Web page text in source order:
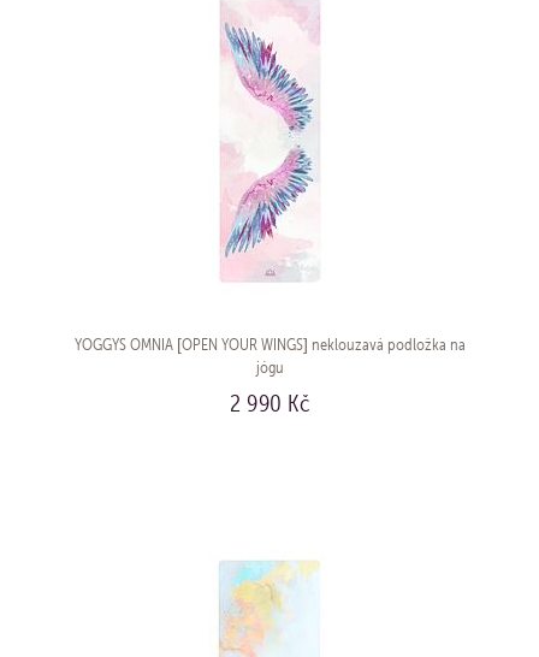
YOGGYS OMNIA [OPEN YOUR WINGS] neklouzavá podložka na
jógu
2 990 Kč